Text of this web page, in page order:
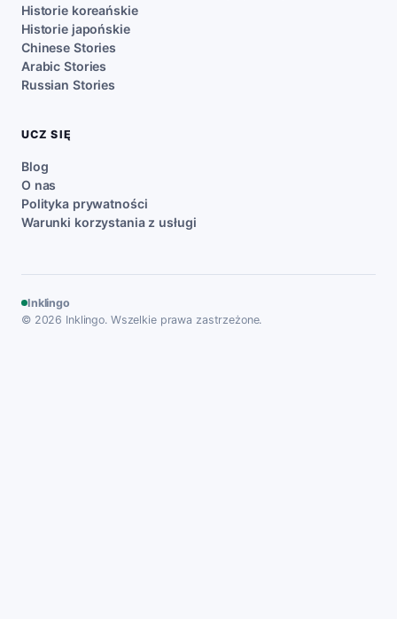
Historie koreańskie
Historie japońskie
Chinese Stories
Arabic Stories
Russian Stories
UCZ SIĘ
Blog
O nas
Polityka prywatności
Warunki korzystania z usługi
Inklingo
© 2026 Inklingo. Wszelkie prawa zastrzeżone.